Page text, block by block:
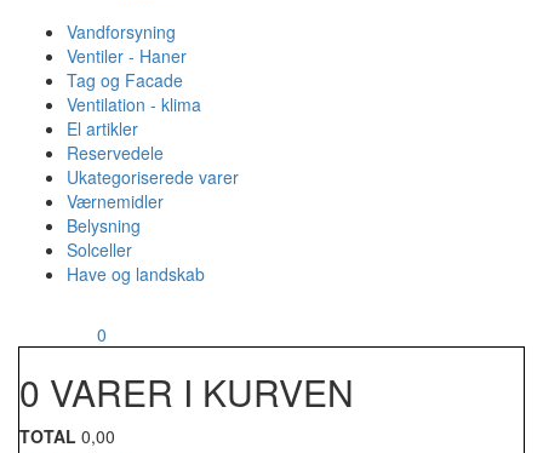
Vandforsyning
Ventiler - Haner
Tag og Facade
Ventilation - klima
El artikler
Reservedele
Ukategoriserede varer
Værnemidler
Belysning
Solceller
Have og landskab
0
0 VARER I KURVEN
TOTAL 0,00